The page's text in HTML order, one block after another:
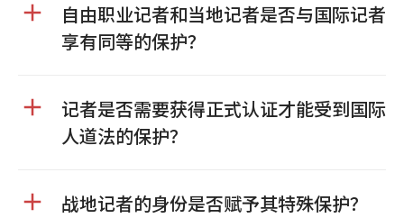
自由职业记者和当地记者是否与国际记者
享有同等的保护？
记者是否需要获得正式认证才能受到国际
人道法的保护？
战地记者的身份是否赋予其特殊保护？